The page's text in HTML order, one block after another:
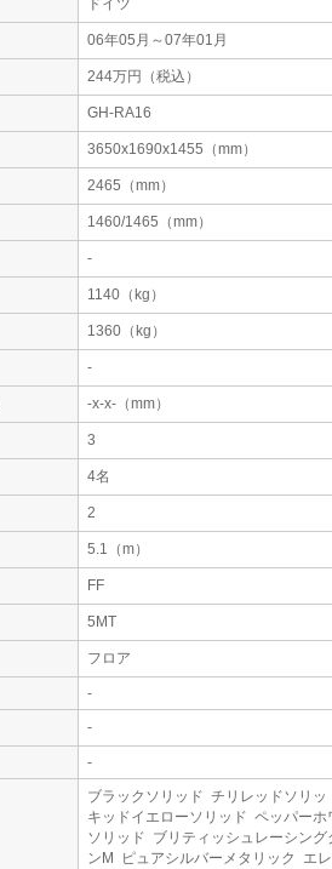
ドイツ
06年05月～07年01月
244万円（税込）
GH-RA16
3650x1690x1455（mm）
2465（mm）
1460/1465（mm）
-
1140（kg）
1360（kg）
-
-x-x-（mm）
3
4名
2
5.1（m）
FF
5MT
フロア
-
-
-
ブラックソリッド チリレッドソリ
キッドイエローソリッド ペッパーホ
ソリッド ブリティッシュレーシング
ンM ピュアシルバーメタリック エ